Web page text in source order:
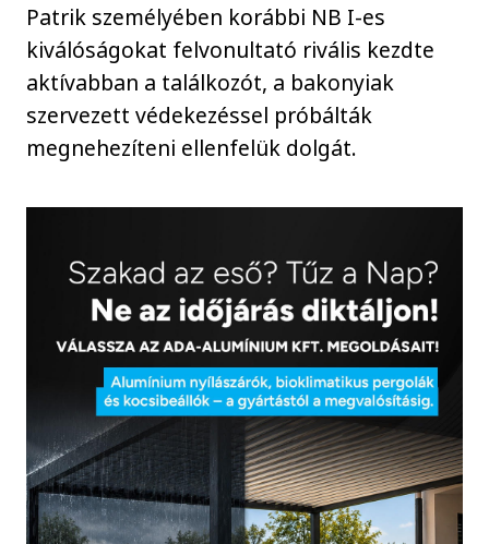
Patrik személyében korábbi NB I-es
kiválóságokat felvonultató rivális kezdte
aktívabban a találkozót, a bakonyiak
szervezett védekezéssel próbálták
megnehezíteni ellenfelük dolgát.